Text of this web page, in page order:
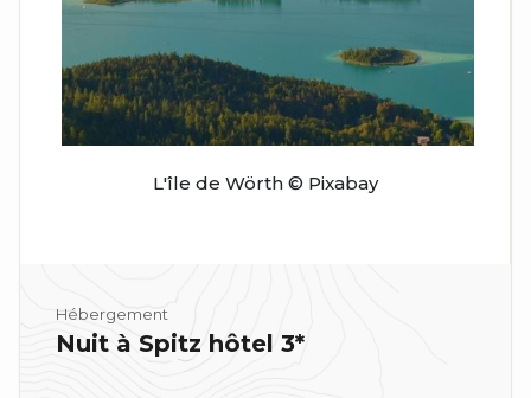
L'île de Wörth © Pixabay
Hébergement
Nuit à Spitz hôtel 3*